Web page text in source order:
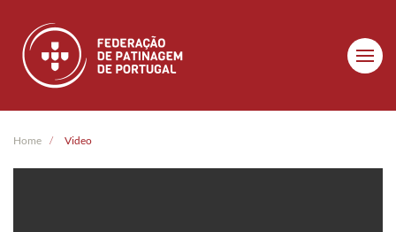
Skip to main content
Home Video